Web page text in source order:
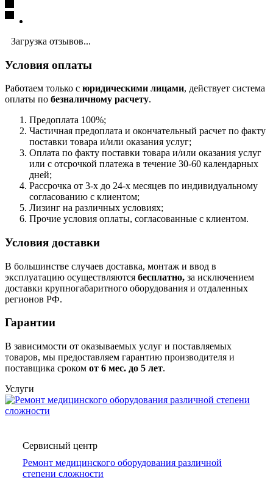
Загрузка отзывов...
Условия оплаты
Работаем только с юридическими лицами, действует система
оплаты по безналичному расчету.
Предоплата 100%;
Частичная предоплата и окончательный расчет по факту
поставки товара и/или оказания услуг;
Оплата по факту поставки товара и/или оказания услуг
или с отсрочкой платежа в течение 30-60 календарных
дней;
Рассрочка от 3-х до 24-х месяцев по индивидуальному
согласованию с клиентом;
Лизинг на различных условиях;
Прочие условия оплаты, согласованные с клиентом.
Условия доставки
В большинстве случаев доставка, монтаж и ввод в
эксплуатацию осуществляются бесплатно, за исключением
доставки крупногабаритного оборудования и отдаленных
регионов РФ.
Гарантии
В зависимости от оказываемых услуг и поставляемых
товаров, мы предоставляем гарантию производителя и
поставщика сроком от 6 мес. до 5 лет.
Услуги
Сервисный центр
Ремонт медицинского оборудования различной
степени сложности